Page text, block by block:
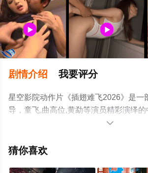
剧情介绍 我要评分
星空影院动作片《插翅难飞2026》是一
导，童飞,曲高位,黄勐等演员精彩演绎
机免费在线观看高清未删减完整版电影
平台了解。

猜你喜欢